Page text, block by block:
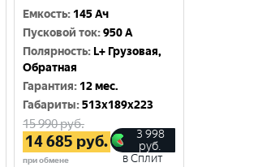
Емкость: 145 Ач
Пусковой ток:950 A
Полярность: L+ Грузовая,
Обратная
Гарантия: 12 мес.
Габариты:513x189x223
15 990руб.
14 685 руб.
при обмене
3 998
руб.
в Сплит